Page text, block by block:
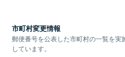
市町村変更情報
郵便番号を公表した市町村の一覧を実
しています。